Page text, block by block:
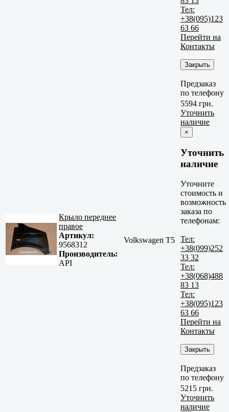
Тел:
+38(095)123
63 66
Перейти на
Контакты
Закрыть
Предзаказ
по телефону
Крыло переднее
правое
Артикул:
9568312
Производитель:
API
Volkswagen T5
5594 грн.
Уточнить
наличие
×
Уточнить
наличие
Уточните
стоимость и
возможность
заказа по
телефонам:
Тел:
+38(099)252
33 32
Тел:
+38(068)488
83 13
Тел:
+38(095)123
63 66
Перейти на
Контакты
Закрыть
Предзаказ
по телефону
5215 грн.
Уточнить
наличие